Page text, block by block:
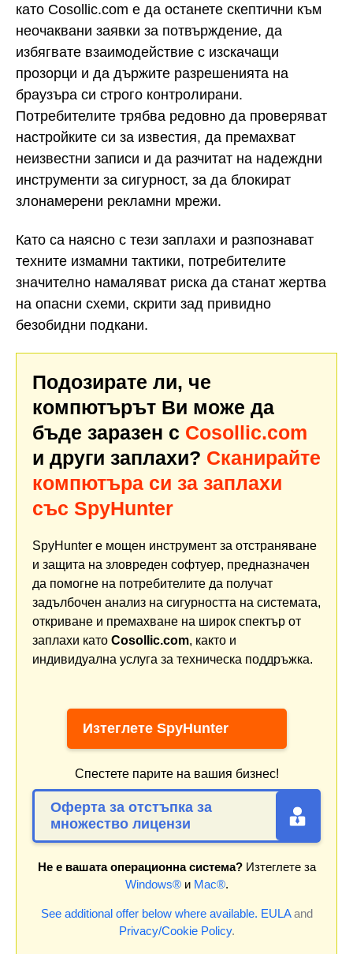
като Cosollic.com е да останете скептични към
неочаквани заявки за потвърждение, да
избягвате взаимодействие с изскачащи
прозорци и да държите разрешенията на
браузъра си строго контролирани.
Потребителите трябва редовно да проверяват
настройките си за известия, да премахват
неизвестни записи и да разчитат на надеждни
инструменти за сигурност, за да блокират
злонамерени рекламни мрежи.
Като са наясно с тези заплахи и разпознават
техните измамни тактики, потребителите
значително намаляват риска да станат жертва
на опасни схеми, скрити зад привидно
безобидни подкани.
Подозирате ли, че
компютърът Ви може да
бъде заразен с Cosollic.com
и други заплахи? Сканирайте
компютъра си за заплахи
със SpyHunter
SpyHunter е мощен инструмент за отстраняване
и защита на зловреден софтуер, предназначен
да помогне на потребителите да получат
задълбочен анализ на сигурността на системата,
откриване и премахване на широк спектър от
заплахи като Cosollic.com, както и
индивидуална услуга за техническа поддръжка.
Изтеглете SpyHunter
Спестете парите на вашия бизнес!
Оферта за отстъпка за
множество лицензи
Не е вашата операционна система?Изтеглете за
Windows®и Mac®.
See additional offer below where available. EULAand
Privacy/Cookie Policy.